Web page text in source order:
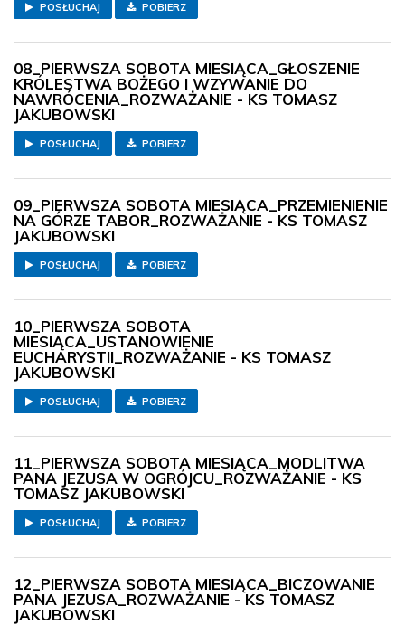
POSŁUCHAJ POBIERZ
08_PIERWSZA SOBOTA MIESIĄCA_GŁOSZENIE
KRÓLESTWA BOŻEGO I WZYWANIE DO
NAWRÓCENIA_ROZWAŻANIE - KS TOMASZ
JAKUBOWSKI
POSŁUCHAJ POBIERZ
09_PIERWSZA SOBOTA MIESIĄCA_PRZEMIENIENIE
NA GÓRZE TABOR_ROZWAŻANIE - KS TOMASZ
JAKUBOWSKI
POSŁUCHAJ POBIERZ
10_PIERWSZA SOBOTA
MIESIĄCA_USTANOWIENIE
EUCHARYSTII_ROZWAŻANIE - KS TOMASZ
JAKUBOWSKI
POSŁUCHAJ POBIERZ
11_PIERWSZA SOBOTA MIESIĄCA_MODLITWA
PANA JEZUSA W OGRÓJCU_ROZWAŻANIE - KS
TOMASZ JAKUBOWSKI
POSŁUCHAJ POBIERZ
12_PIERWSZA SOBOTA MIESIĄCA_BICZOWANIE
PANA JEZUSA_ROZWAŻANIE - KS TOMASZ
JAKUBOWSKI